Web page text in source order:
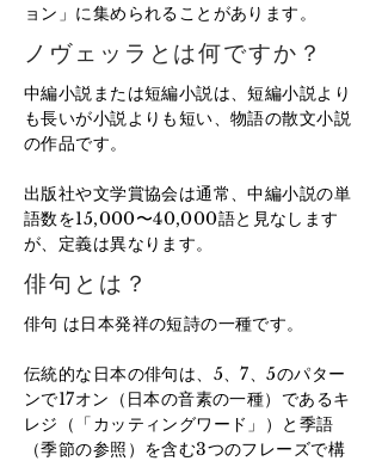
ョン」に集められることがあります。
ノヴェッラとは何ですか？
中編小説または短編小説は、短編小説より
も長いが小説よりも短い、物語の散文小説
の作品です。
出版社や文学賞協会は通常、中編小説の単
語数を15,000〜40,000語と見なします
が、定義は異なります。
俳句とは？
俳句 は日本発祥の短詩の一種です。
伝統的な日本の俳句は、5、7、5のパター
ンで17オン（日本の音素の一種）であるキ
レジ（「カッティングワード」）と季語
（季節の参照）を含む3つのフレーズで構